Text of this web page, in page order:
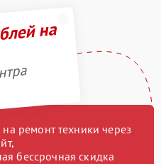
на
ремонт техники через
бессрочная скидка